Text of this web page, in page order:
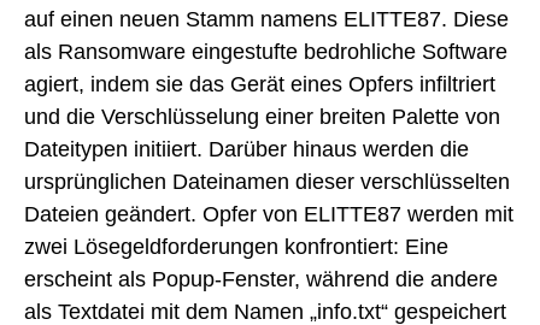
auf einen neuen Stamm namens ELITTE87. Diese
als Ransomware eingestufte bedrohliche Software
agiert, indem sie das Gerät eines Opfers infiltriert
und die Verschlüsselung einer breiten Palette von
Dateitypen initiiert. Darüber hinaus werden die
ursprünglichen Dateinamen dieser verschlüsselten
Dateien geändert. Opfer von ELITTE87 werden mit
zwei Lösegeldforderungen konfrontiert: Eine
erscheint als Popup-Fenster, während die andere
als Textdatei mit dem Namen „info.txt“ gespeichert